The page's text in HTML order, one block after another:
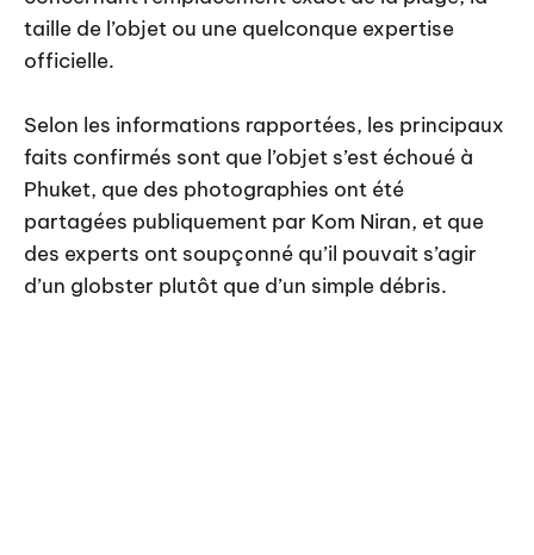
taille de l’objet ou une quelconque expertise
officielle.
Selon les informations rapportées, les principaux
faits confirmés sont que l’objet s’est échoué à
Phuket, que des photographies ont été
partagées publiquement par Kom Niran, et que
des experts ont soupçonné qu’il pouvait s’agir
d’un globster plutôt que d’un simple débris.